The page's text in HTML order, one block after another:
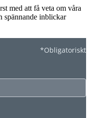
med att få veta om våra
spännande inblickar
*Obligatoriskt